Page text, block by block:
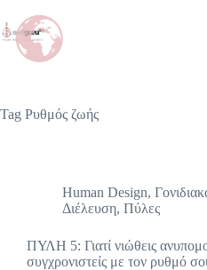
Tag Ρυθμός ζωής
Human Design,
Διέλευση, Πύλες
ΠΥΛΗ 5: Γιατί νιώθεις
συγχρονιστείς με τον ρυθμό